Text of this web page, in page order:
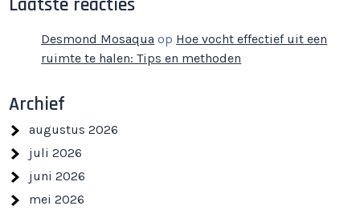
Laatste reacties
Desmond Mosaqua op Hoe vocht effectief uit een
ruimte te halen: Tips en methoden
Archief
augustus 2026
juli 2026
juni 2026
mei 2026